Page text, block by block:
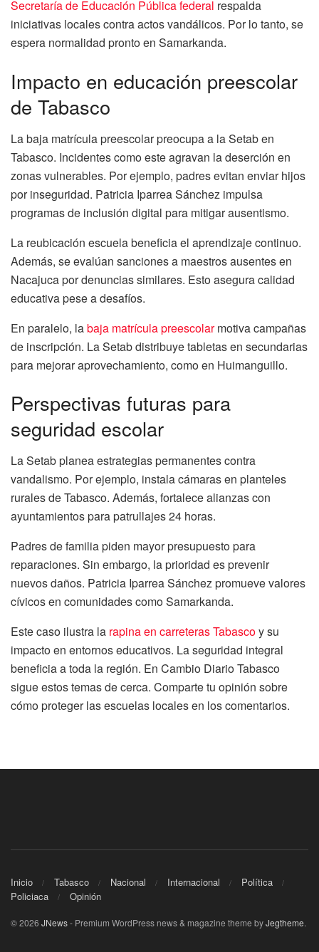
Secretaría de Educación Pública federal respalda
iniciativas locales contra actos vandálicos. Por lo tanto, se
espera normalidad pronto en Samarkanda.
Impacto en educación preescolar
de Tabasco
La baja matrícula preescolar preocupa a la Setab en
Tabasco. Incidentes como este agravan la deserción en
zonas vulnerables. Por ejemplo, padres evitan enviar hijos
por inseguridad. Patricia Iparrea Sánchez impulsa
programas de inclusión digital para mitigar ausentismo.
La reubicación escuela beneficia el aprendizaje continuo.
Además, se evalúan sanciones a maestros ausentes en
Nacajuca por denuncias similares. Esto asegura calidad
educativa pese a desafíos.
En paralelo, labaja matrícula preescolarmotiva campañas
de inscripción. La Setab distribuye tabletas en secundarias
para mejorar aprovechamiento, como en Huimanguillo.
Perspectivas futuras para
seguridad escolar
La Setab planea estrategias permanentes contra
vandalismo. Por ejemplo, instala cámaras en planteles
rurales de Tabasco. Además, fortalece alianzas con
ayuntamientos para patrullajes 24 horas.
Padres de familia piden mayor presupuesto para
reparaciones. Sin embargo, la prioridad es prevenir
nuevos daños. Patricia Iparrea Sánchez promueve valores
cívicos en comunidades como Samarkanda.
Este caso ilustra la rapina en carreteras Tabascoy su
impacto en entornos educativos. La seguridad integral
beneficia a toda la región. En Cambio Diario Tabasco
sigue estos temas de cerca. Comparte tu opinión sobre
cómo proteger las escuelas locales en los comentarios.
Inicio Tabasco Nacional Internacional
Política
Policiaca
Opinión
© 2026 JNews- Premium WordPress news & magazine theme byJegtheme.